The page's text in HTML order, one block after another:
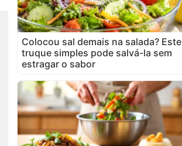
Colocou sal demais na salada? Este
truque simples pode salvá-la sem
estragar o sabor